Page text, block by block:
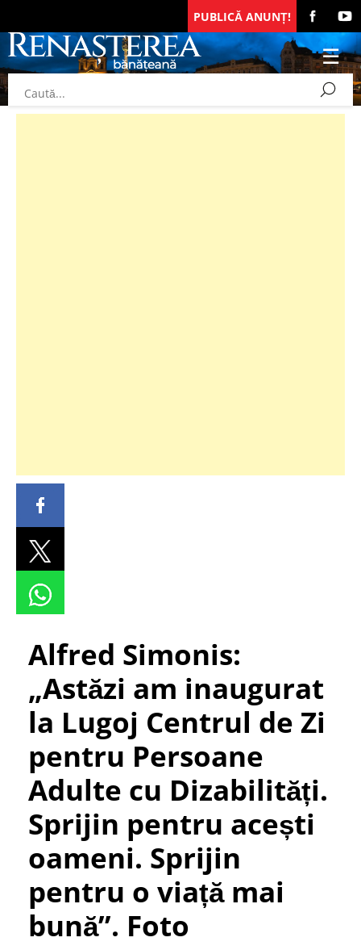
PUBLICĂ ANUNȚ!
Alfred Simonis:
„Astăzi am inaugurat
la Lugoj Centrul de Zi
pentru Persoane
Adulte cu Dizabilități.
Sprijin pentru acești
oameni. Sprijin
pentru o viață mai
bună”. Foto